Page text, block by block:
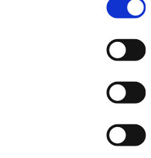
E SICUREZZA